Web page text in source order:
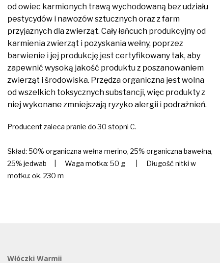
od owiec karmionych trawą wychodowaną bez udziału
pestycydów i nawozów sztucznych oraz z farm
przyjaznych dla zwierząt. Cały łańcuch produkcyjny od
karmienia zwierząt i pozyskania wełny, poprzez
barwienie i jej produkcję jest certyfikowany tak, aby
zapewnić wysoką jakość produktu z poszanowaniem
zwierząt i środowiska. Przędza organiczna jest wolna
od wszelkich toksycznych substancji, więc produkty z
niej wykonane zmniejszają ryzyko alergii i podrażnień.
Producent zaleca pranie do 30 stopni C.
Skład: 50% organiczna wełna merino, 25% organiczna bawełna,
25% jedwab | Waga motka: 50 g | Długość nitki w
motku: ok. 230 m
Włóczki Warmii